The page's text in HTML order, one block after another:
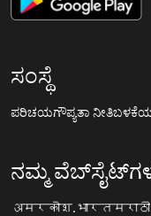
ಸಂಸ್ಥೆ
ಪರಿಚಯಗೌಪ್ಯತಾ ನೀತಿ
ನಮ್ಮ
अमरकोश.भारत